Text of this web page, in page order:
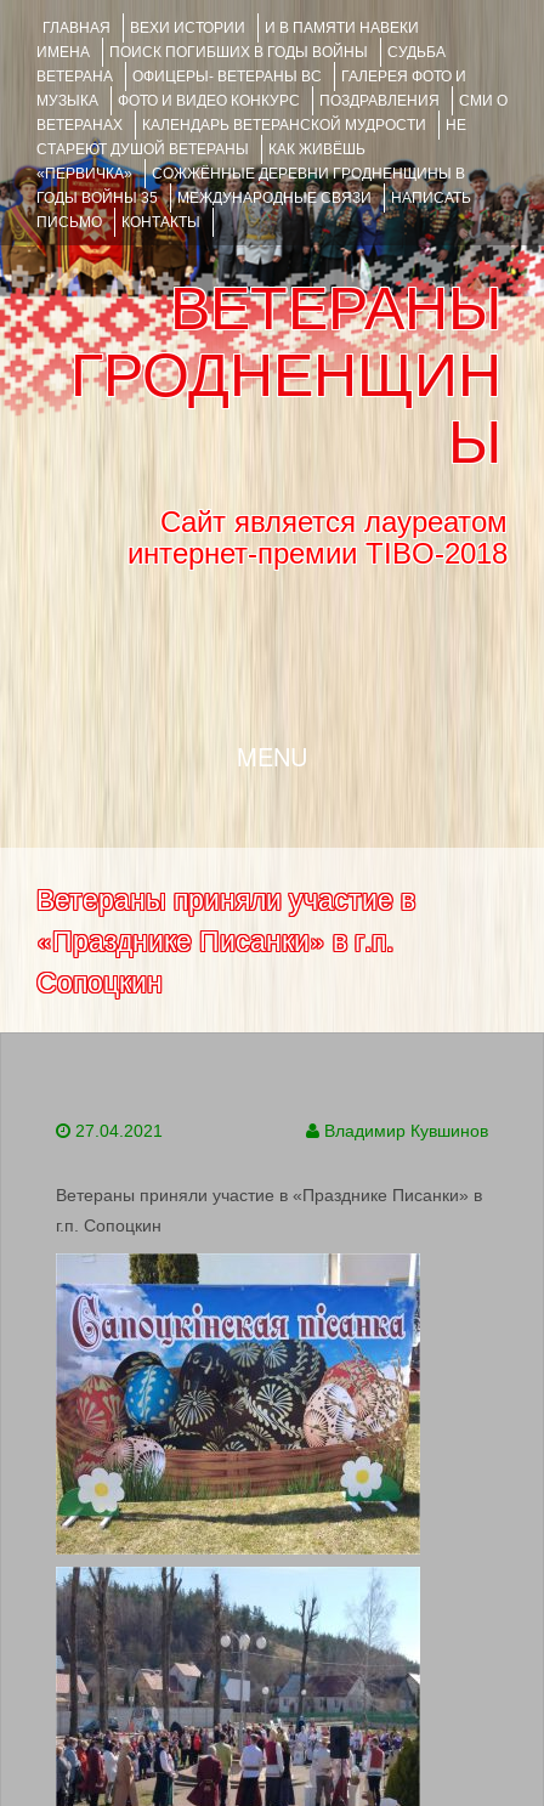
ГЛАВНАЯ ВЕХИ ИСТОРИИ
И В ПАМЯТИ НАВЕКИ
ИМЕНА
ПОИСК ПОГИБШИХ В ГОДЫ ВОЙНЫ
СУДЬБА
ВЕТЕРАНА
ОФИЦЕРЫ- ВЕТЕРАНЫ ВС
ГАЛЕРЕЯ ФОТО И
МУЗЫКА
ФОТО И ВИДЕО КОНКУРС ПОЗДРАВЛЕНИЯ
СМИ О
ВЕТЕРАНАХ
КАЛЕНДАРЬ ВЕТЕРАНСКОЙ МУДРОСТИ
НЕ
СТАРЕЮТ ДУШОЙ ВЕТЕРАНЫ
КАК ЖИВЁШЬ
«ПЕРВИЧКА»
СОЖЖЁННЫЕ ДЕРЕВНИ ГРОДНЕНЩИНЫ В
ГОДЫ ВОЙНЫ 35
МЕЖДУНАРОДНЫЕ СВЯЗИ
НАПИСАТЬ
ПИСЬМО
КОНТАКТЫ
ВЕТЕРАНЫ
ГРОДНЕНЩИН
Ы
Сайт является лауреатом
интернет-премии TIBO-2018
MENU
Ветераны приняли участие в
«Празднике Писанки» в г.п.
Сопоцкин
27.04.2021 Владимир Кувшинов
Ветераны приняли участие в «Празднике Писанки» в
г.п. Сопоцкин